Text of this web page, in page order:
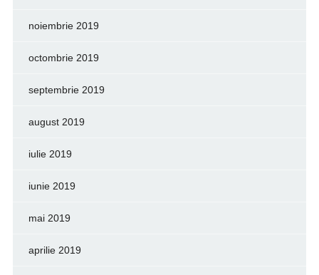
noiembrie 2019
octombrie 2019
septembrie 2019
august 2019
iulie 2019
iunie 2019
mai 2019
aprilie 2019